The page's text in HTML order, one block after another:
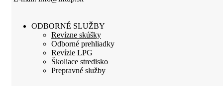
ODBORNÉ SLUŽBY
Revízne skúšky
Odborné prehliadky
Revízie LPG
Školiace stredisko
Prepravné služby